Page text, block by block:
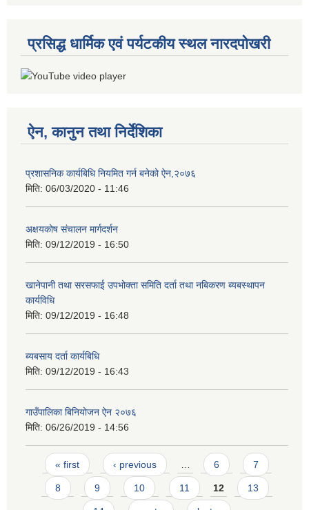
प्रसिद्ध धार्मिक एवं पर्यटकीय स्थल नारदपोखरी
ऐन, कानुन तथा निर्देशिका
प्रशासनिक कार्यबिधि नियमित गर्न बनेको ऐन,२०७६
मिति: 06/03/2020 - 11:46
अक्षयकोष संचालन मार्गदर्शन
मिति: 09/12/2019 - 16:50
खानेपानी तथा सरसफाई उपभोक्ता समिति दर्ता तथा नबिकरण ब्यबस्थापन
कार्यविधि
मिति: 09/12/2019 - 16:48
ब्यबसाय दर्ता कार्यबिधि
मिति: 09/12/2019 - 16:43
गाउँपालिका बिनियोजन ऐन २०७६
मिति: 06/26/2019 - 14:56
Pages
« first ‹ previous 6 7
8 9 10 11 12 13